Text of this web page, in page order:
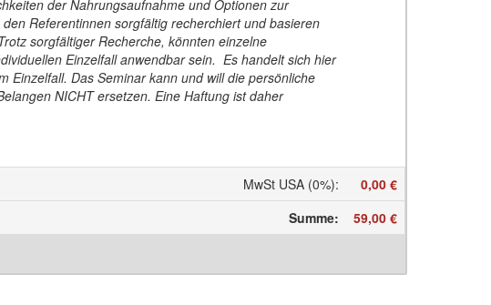
der Nahrungsaufnahme und Optionen zur
Referentinnen sorgfältig recherchiert und basieren
sorgfältiger Recherche, könnten einzelne
Einzelfall anwendbar sein. Es handelt sich hier
Einzelfall. Das Seminar kann und will die persönliche
NICHT ersetzen. Eine Haftung ist daher
MwSt USA (0%):
0,00 €
Summe:
59,00 €